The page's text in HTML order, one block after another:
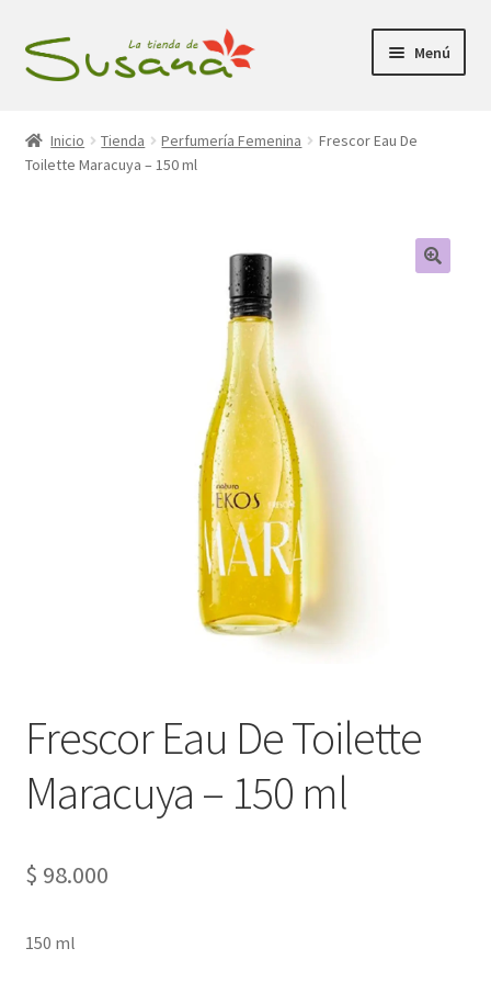
Ir
a
Ir
al
Menú
Promociones
el
menú
Inicio Tienda Perfumería Femenina
Frescor Eau De
Toilette Maracuya – 150 ml
Frescor Eau De Toilette
Maracuya – 150 ml
$ 98.000
150 ml